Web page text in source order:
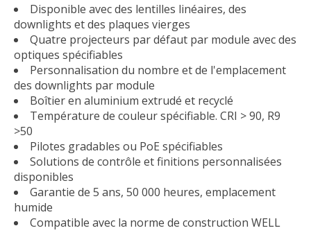
Disponible avec des lentilles linéaires, des
downlights et des plaques vierges
Quatre projecteurs par défaut par module avec des
optiques spécifiables
Personnalisation du nombre et de l'emplacement
des downlights par module
Boîtier en aluminium extrudé et recyclé
Température de couleur spécifiable. CRI > 90, R9
>50
Pilotes gradables ou PoE spécifiables
Solutions de contrôle et finitions personnalisées
disponibles
Garantie de 5 ans, 50 000 heures, emplacement
humide
Compatible avec la norme de construction WELL